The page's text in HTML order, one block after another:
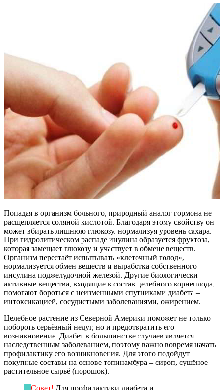
Попадая в организм больного, природный аналог гормона не
расщепляется соляной кислотой. Благодаря этому свойству он
может вбирать лишнюю глюкозу, нормализуя уровень сахара.
При гидролитическом распаде инулина образуется фруктоза,
которая замещает глюкозу и участвует в обмене веществ.
Организм перестаёт испытывать «клеточный голод»,
нормализуется обмен веществ и выработка собственного
инсулина поджелудочной железой. Другие биологически
активные вещества, входящие в состав целебного корнеплода,
помогают бороться с неизменными спутниками диабета –
интоксикацией, сосудистыми заболеваниями, ожирением.
Целебное растение из Северной Америки поможет не только
побороть серьёзный недуг, но и предотвратить его
возникновение. Диабет в большинстве случаев является
наследственным заболеванием, поэтому важно вовремя начать
профилактику его возникновения. Для этого подойдут
покупные составы на основе топинамбура – сироп, сушёное
растительное сырьё (порошок).
Совет! Для профилактики диабета и